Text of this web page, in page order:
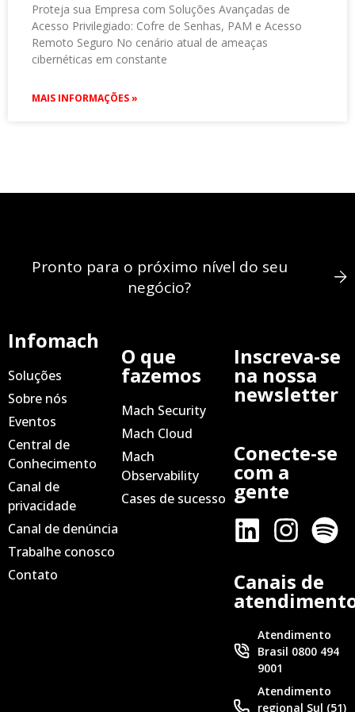
Proteja sua Empresa com Soluções Avançadas de
Acesso Privilegiado: Cofre de Senhas, PAM e Acesso
Remoto Seguro No cenário atual de ameaças
cibernéticas em constante
MAIS INFORMAÇÕES »
Pronto para o próximo nível do seu
negócio?
Infomach
Soluções
Sobre nós
Eventos
Central de
Conhecimento
Canal de
privacidade
Canal de denúncia
Trabalhe conosco
Contato
O que
fazemos
Mach Security
Mach Cloud
Mach
Observability
Cases de sucesso
Inscreva-se
na nossa
newsletter
Conecte-se
com a
gente
Canais de
Atendimento
Brasil 0800 494
9001
Atendimento
regional Sul (51)